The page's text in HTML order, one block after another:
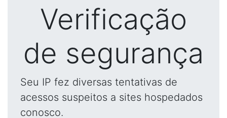
Verificação
de segurança
Seu IP fez diversas tentativas de
acessos suspeitos a sites hospedados
conosco.